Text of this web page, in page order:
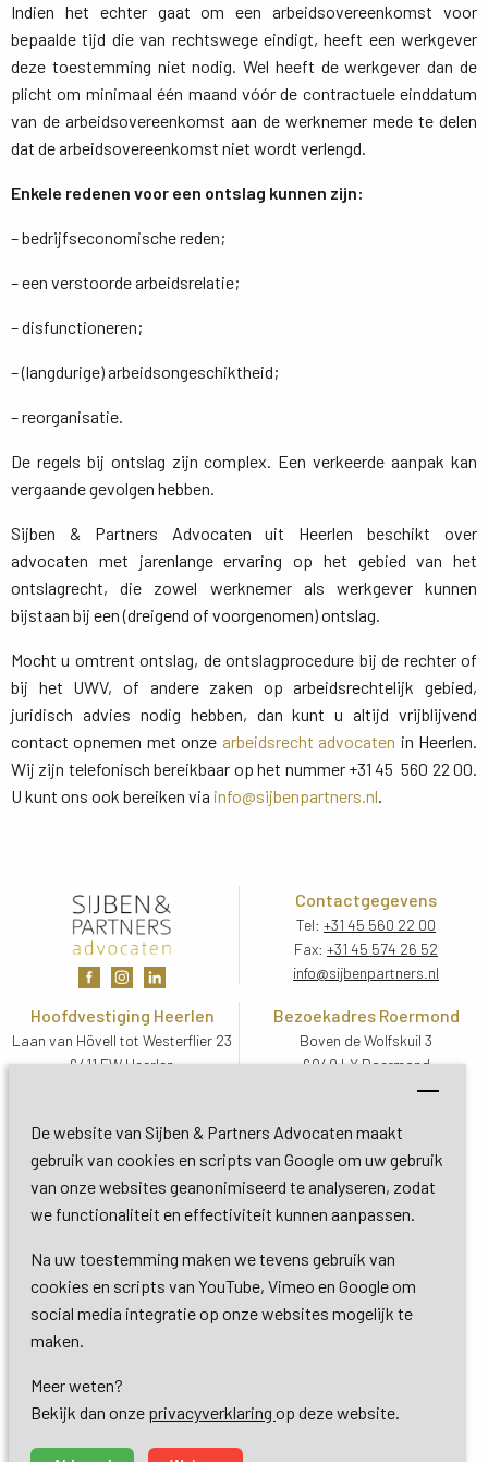
De website van Sijben & Partners Advocaten maakt
gebruik van cookies en scripts van Google om uw gebruik
van onze websites geanonimiseerd te analyseren, zodat
we functionaliteit en effectiviteit kunnen aanpassen.
Na uw toestemming maken we tevens gebruik van
cookies en scripts van YouTube, Vimeo en Google om
social media integratie op onze websites mogelijk te
maken.
Meer weten?
Bekijk dan onze privacyverklaring op deze website.
Indien het echter gaat om een arbeidsovereenkomst voor
bepaalde tijd die van rechtswege eindigt, heeft een werkgever
deze toestemming niet nodig. Wel heeft de werkgever dan de
plicht om minimaal één maand vóór de contractuele einddatum
van de arbeidsovereenkomst aan de werknemer mede te delen
dat de arbeidsovereenkomst niet wordt verlengd.
Enkele redenen voor een ontslag kunnen zijn:
– bedrijfseconomische reden;
– een verstoorde arbeidsrelatie;
– disfunctioneren;
– (langdurige) arbeidsongeschiktheid;
– reorganisatie.
De regels bij ontslag zijn complex. Een verkeerde aanpak kan
vergaande gevolgen hebben.
Sijben & Partners Advocaten uit Heerlen beschikt over
advocaten met jarenlange ervaring op het gebied van het
ontslagrecht, die zowel werknemer als werkgever kunnen
bijstaan bij een (dreigend of voorgenomen) ontslag.
Mocht u omtrent ontslag, de ontslagprocedure bij de rechter of
bij het UWV, of andere zaken op arbeidsrechtelijk gebied,
juridisch advies nodig hebben, dan kunt u altijd vrijblijvend
contact opnemen met onze arbeidsrecht advocaten in Heerlen.
Wij zijn telefonisch bereikbaar op het nummer +31 45 560 22 00.
U kunt ons ook bereiken via info@sijbenpartners.nl.
Contactgegevens
Tel: +31 45 560 22 00
Fax: +31 45 574 26 52
info@sijbenpartners.nl
Hoofdvestiging Heerlen
Laan van Hövell tot Westerflier 23
6411 EW Heerlen
Bezoekadres Roermond
Boven de Wolfskuil 3
6049 LX Roermond
Routebeschrijving
Bezoekadres De Bilt
Soestdijkseweg Zuid 13
3732 HC De Bilt (Utrecht)
Copyright 2026 © Sijben & Partners
Dienstverlening